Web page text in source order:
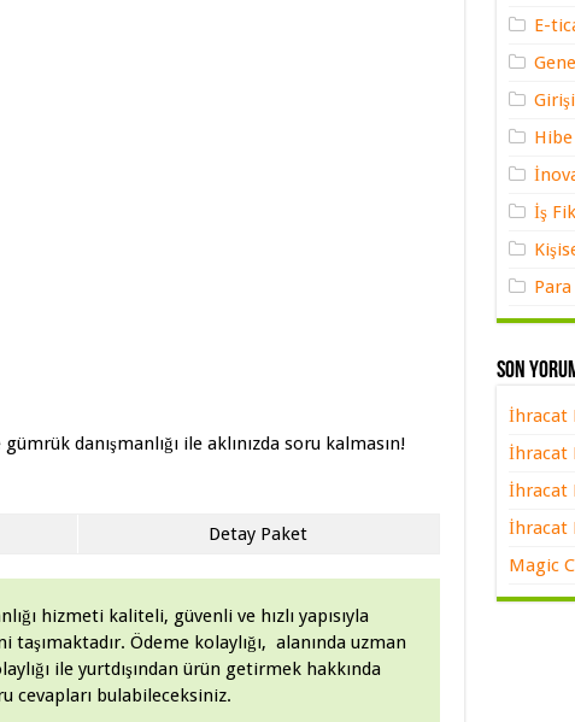
danışmanlığı ile aklınızda soru kalmasın!
Detay Paket
hizmeti kaliteli, güvenli ve hızlı yapısıyla
taşımaktadır. Ödeme kolaylığı, alanında uzman
ile yurtdışından ürün getirmek hakkında
cevapları bulabileceksiniz.
E-
İş
Son
İhracat
İhracat
İhracat
İhracat
Magic